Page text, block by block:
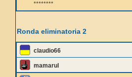
********
Ronda eliminatoria 2
claudio66
mamarul